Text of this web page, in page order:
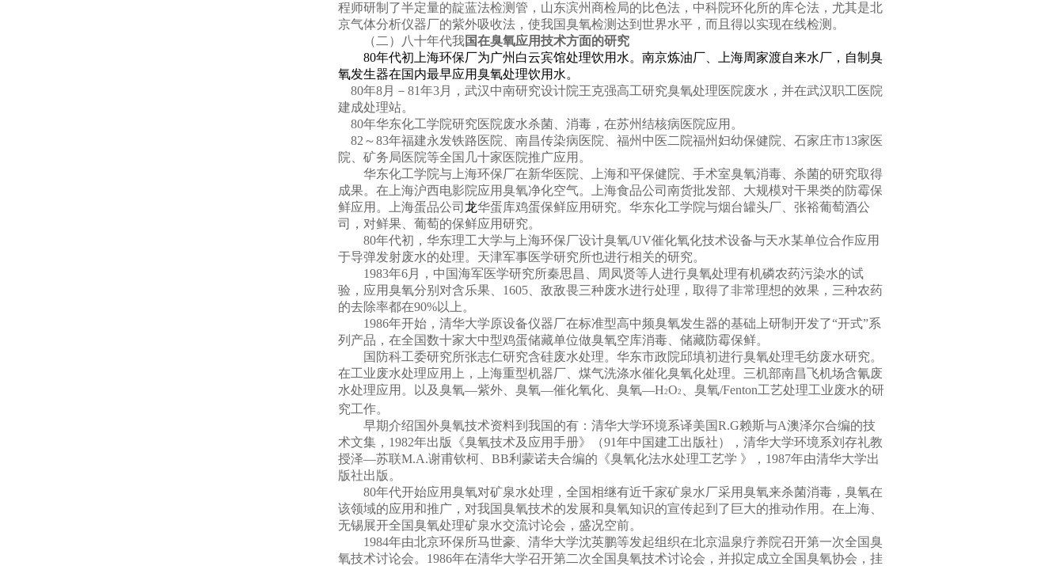
程师研制了半定量的靛蓝法检测管，山东滨州商检局的比色法，中科院环化所的库仑法，尤其是北
京气体分析仪器厂的紫外吸收法，使我国臭氧检测达到世界水平，而且得以实现在线检测。
（二）八十年代我国在臭氧应用技术方面的研究
80年代初上海环保厂为广州白云宾馆处理饮用水。南京炼油厂、上海周家渡自来水厂，自制臭
氧发生器在国内最早应用臭氧处理饮用水。
80年8月－ 81年3月，武汉中南研究设计院王克强高工研究臭氧处理医院废水，并在武汉职工医院
建成处理站。
80年华东化工学院研究医院废水杀菌、消毒，在苏州结核病医院应用。
82 ～83年福建永发铁路医院、南昌传染病医院、福州中医二院福州妇幼保健院、石家庄市13家医
院、矿务局医院等全国几十家医院推广应用。
华东化工学院与上海环保厂在新华医院、上海和平保健院、手术室臭氧消毒、杀菌的研究取得
成果。在上海沪西电影院应用臭氧净化空气。上海食品公司南货批发部、大规模对干果类的防霉保
鲜应用。上海蛋品公司 龙华蛋库鸡蛋保鲜应用研究。华东化工学院与烟台罐头厂、张裕葡萄酒公
司，对鲜果、葡萄的保鲜应用研究。
80年代初，华东理工大学与上海环保厂设计臭氧/UV催化氧化技术设备与天水某单位合作应用
于导弹发射废水的处理。天津军事医学研究所也进行相关的研究。
1983年6月，中国海军医学研究所秦思昌、周凤贤等人进行臭氧处理有机磷农药污染水的试
验，应用臭氧分别对含乐果、 1605 、敌敌畏三种废水进行处理，取得了非常理想的效果，三种农药
的去除率都在90%以上。
1986年开始，清华大学原设备仪器厂在标准型高中频臭氧发生器的基础上研制开发了“开式”系
列产品，在全国数十家大中型鸡蛋储藏单位做臭氧空库消毒、储藏防霉保鲜。
国防科工委研究所张志仁研究含硅废水处理。华东市政院邱填初进行臭氧处理毛纺废水研究。
在工业废水处理应用上，上海重型机器厂、煤气洗涤水催化臭氧化处理。三机部南昌飞机场含氰废
水处理应用。以及臭氧—紫外、臭氧—催化氧化、臭氧—H2O2 、臭氧/Fenton工艺处理工业废水的研
究工作。
早期介绍国外臭氧技术资料到我国的有：清华大学环境系译美国R.G赖斯与A澳泽尔合编的技
术文集， 1982年出版《臭氧技术及应用手册》（91年中国建工出版社），清华大学环境系刘存礼教
授泽—苏联M.A.谢甫钦柯、 BB利蒙诺夫合编的《臭氧化法水处理工艺学 》， 1987年由清华大学出
版社出版。
80年代开始应用臭氧对矿泉水处理，全国相继有近千家矿泉水厂采用臭氧来杀菌消毒，臭氧在
该领域的应用和推广，对我国臭氧技术的发展和臭氧知识的宣传起到了巨大的推动作用。在上海、
无锡展开全国臭氧处理矿泉水交流讨论会，盛况空前。
1984年由北京环保所马世豪、清华大学沈英鹏等发起组织在北京温泉疗养院召开第一次全国臭
氧技术讨论会。 1986年在清华大学召开第二次全国臭氧技术讨论会，并拟定成立全国臭氧协会，挂